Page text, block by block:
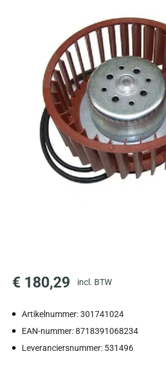
€ 180,29 incl. BTW
Artikelnummer: 301741024
EAN-nummer: 8718391068234
Leveranciersnummer: 531496